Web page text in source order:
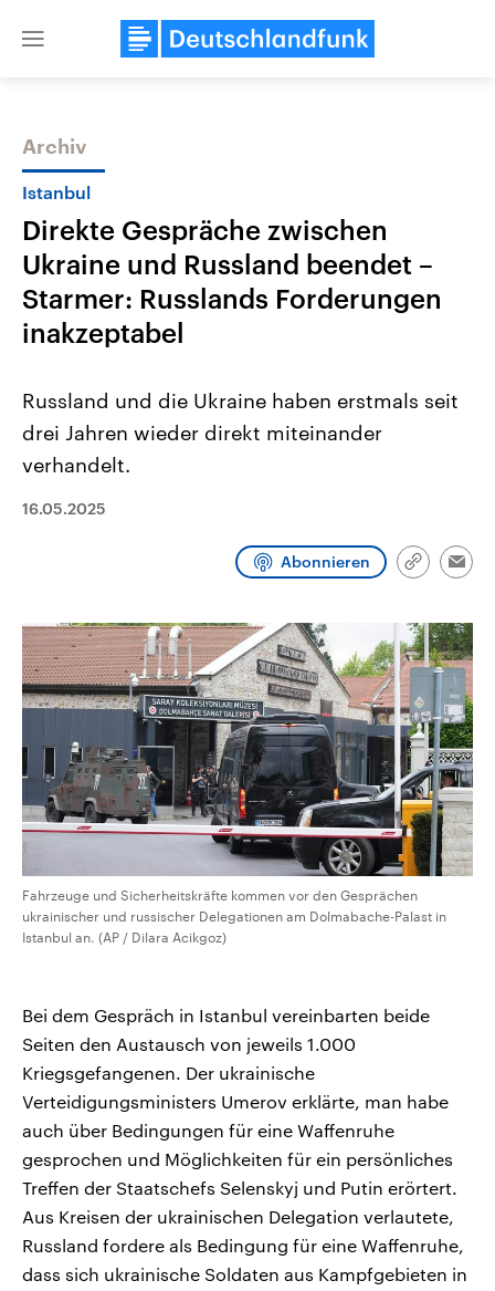
Close
Themen
2026
Alle Informationen
Sachsen-Anhalt wählt am 6.
September 2026 einen neuen
Landtag. Seit 2021 wird das
CDU, SPD und FDP regiert.-
Wahlprogramme, aktuelle Berichte
und Hintergründe zu den Parteien
und Kandidaten der anstehenden
Aktuelle Beiträge,
Hintergründe
Wirtschaftlich und
Programm Podcasts
Archiv
Istanbul
Direkte Gespräche zwischen
Ukraine und Russland beendet –
Starmer: Russlands Forderungen
inakzeptabel
Russland und die Ukraine haben erstmals seit
drei Jahren wieder direkt miteinander
verhandelt.
16.05.2025
Abonnieren
Link
Fahrzeuge und Sicherheitskräfte kommen vor den Gesprächen
ukrainischer und russischer Delegationen am Dolmabache-Palast in
Istanbul an. (AP / Dilara Acikgoz)
Bei dem Gespräch in Istanbul vereinbarten beide
Seiten den Austausch von jeweils 1.000
Kriegsgefangenen. Der ukrainische
Verteidigungsministers Umerov erklärte, man habe
auch über Bedingungen für eine Waffenruhe
gesprochen und Möglichkeiten für ein persönliches
Treffen der Staatschefs Selenskyj und Putin erörtert.
Aus Kreisen der ukrainischen Delegation verlautete,
Russland fordere als Bedingung für eine Waffenruhe,
dass sich ukrainische Soldaten aus Kampfgebieten in